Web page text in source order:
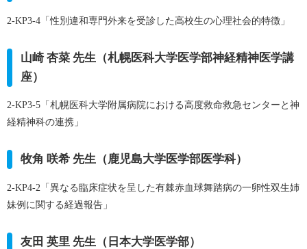
2-KP3-4 「性別違和専門外来を受診した高校生の心理社会的特徴」
山崎 杏菜 先生（札幌医科大学医学部神経精神医学講
座）
2-KP3-5 「札幌医科大学附属病院における高度救命救急センターと神
経精神科の連携」
牧角 咲希 先生（鹿児島大学医学部医学科）
2-KP4-2 「異なる臨床症状を呈した有棘赤血球舞踏病の一卵性双生姉
妹例に関する経過報告」
友田 英里 先生（日本大学医学部）